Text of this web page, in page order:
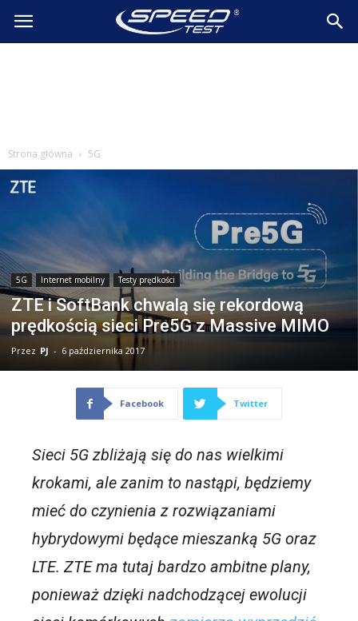
SpeedTest.pl
Strona główna 5G
5G Internet mobilny Testy prędkości
ZTE i SoftBank chwalą się rekordową
prędkością sieci Pre5G z Massive MIMO
Przez PJ - 6 października 2017
Facebook Twitter
Sieci 5G zbliżają się do nas wielkimi
krokami, ale zanim to nastąpi, będziemy
mieć do czynienia z rozwiązaniami
hybrydowymi będące mieszanką 5G oraz
LTE. ZTE ma tutaj bardzo ambitne plany,
ponieważ dzięki nadchodzącej ewolucji